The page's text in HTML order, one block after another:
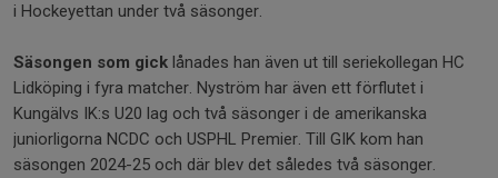
i Hockeyettan under två säsonger.
Säsongen som gick lånades han även ut till seriekollegan HC
Lidköping i fyra matcher. Nyström har även ett förflutet i
Kungälvs IK:s U20 lag och två säsonger i de amerikanska
juniorligorna NCDC och USPHL Premier. Till GIK kom han
säsongen 2024-25 och där blev det således två säsonger.